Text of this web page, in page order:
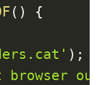
( )
{
) ;
browser